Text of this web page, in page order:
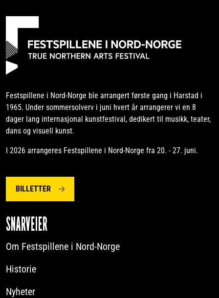
Festspillene i Nord-Norge ble arrangert første gang i Harstad i
1965. Under sommersolverv i juni hvert år arrangerer vi en 8
dager lang internasjonal kunstfestival, dedikert til musikk, teater,
dans og visuell kunst.
I 2026 arrangeres Festspillene i Nord-Norge fra 20. - 27. juni.
BILLETTER
SNARVEIER
Om Festspillene i Nord-Norge
Historie
Nyheter